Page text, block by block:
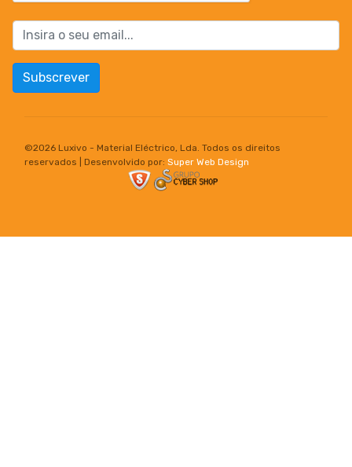
Subscrever
©2026 Luxivo - Material Eléctrico, Lda. Todos os direitos
reservados | Desenvolvido por: Super Web Design